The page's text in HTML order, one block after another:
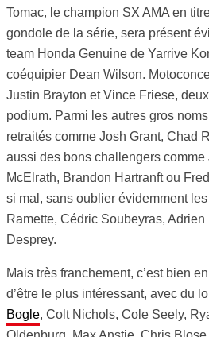
Tomac, le champion SX AMA en
gondole de la série, sera présent
team Honda Genuine de Yarrive
coéquipier Dean Wilson.
Justin Brayton et Vince Friese,
podium. Parmi les autres gros
retraités comme Josh Grant, Chad
aussi des bons challengers
McElrath, Brandon Hartranft ou
si mal, sans oublier évidemment
Ramette, Cédric Soubeyras,
Desprey.
Mais très franchement, c’est bien
d’être le plus intéressant, avec du
Bogle, Colt Nichols, Cole Seely,